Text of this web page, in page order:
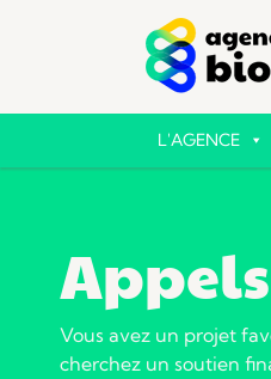
L'AGENCE
Vous avez un projet
cherchez un soutien